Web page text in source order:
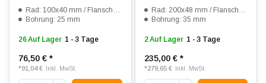
Rad: 100x40 mm / Flansch: 125x50 mm
Bohrung: 25 mm
26 Auf Lager 1 - 3 Tage
76,50 € *
*91,04 € Inkl. MwSt.
Rad: 200x48 mm / Flansch: 240x60 mm
Bohrung: 35 mm
2 Auf Lager 1 - 3 Tage
235,00 € *
*279,65 € Inkl. MwSt.